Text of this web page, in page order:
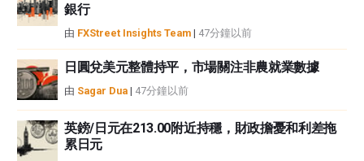
銀行
由 FXStreet Insights Team | 47分鐘以前
日圓兌美元整體持平，市場關注非農就業數據
由 Sagar Dua | 47分鐘以前
英鎊/日元在213.00附近持穩，財政擔憂和利差拖
累日元